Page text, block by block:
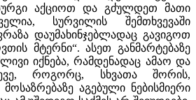
აქციოთ და გძულდეთ მათი
სურვილის შემთხვევაში
დაუმახინჯებლადაც გავიგოთ
მტერნი“. ასეთ განმარტებაზე
იქნება, რამდენადაც ამაო და
როგორც, სხვათა შორის,
აგებული ნებისმიერი